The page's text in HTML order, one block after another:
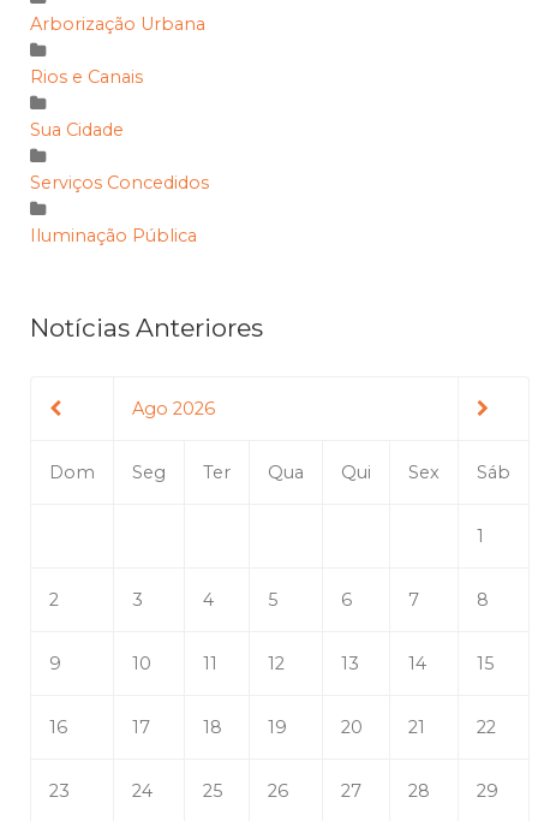
Arborização Urbana
Rios e Canais
Sua Cidade
Serviços Concedidos
Iluminação Pública
Notícias Anteriores
Ago 2026
Dom Seg Ter Qua Qui Sex Sáb
1
2 3 4 5 6 7 8
9 10 11 12 13 14 15
16 17 18 19 20 21 22
23 24 25 26 27 28 29